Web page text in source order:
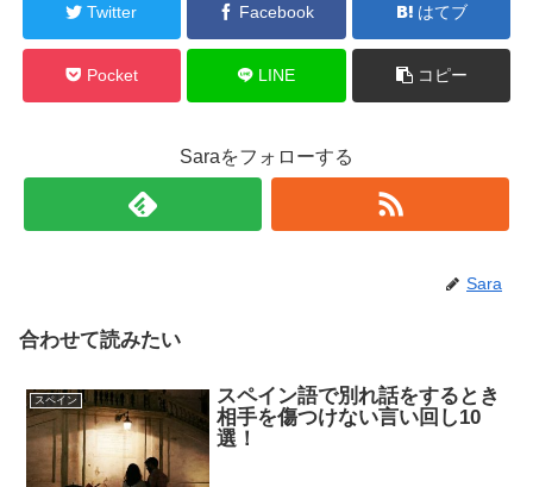
Twitter Facebook はてブ
Pocket LINE コピー
Saraをフォローする
Sara
合わせて読みたい
スペイン
スペイン語で別れ話をするとき
相手を傷つけない言い回し10
選！